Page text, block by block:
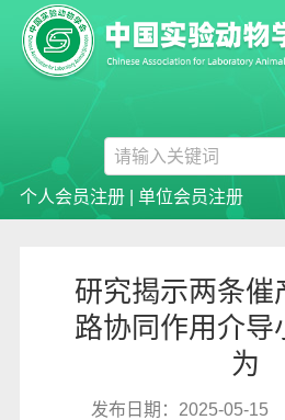
个人会员注册| 单位会员注册
研究揭示两条催
路协同作用介导
为
发布日期：2025-05-15